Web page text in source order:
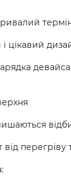
цікавий
перегріву